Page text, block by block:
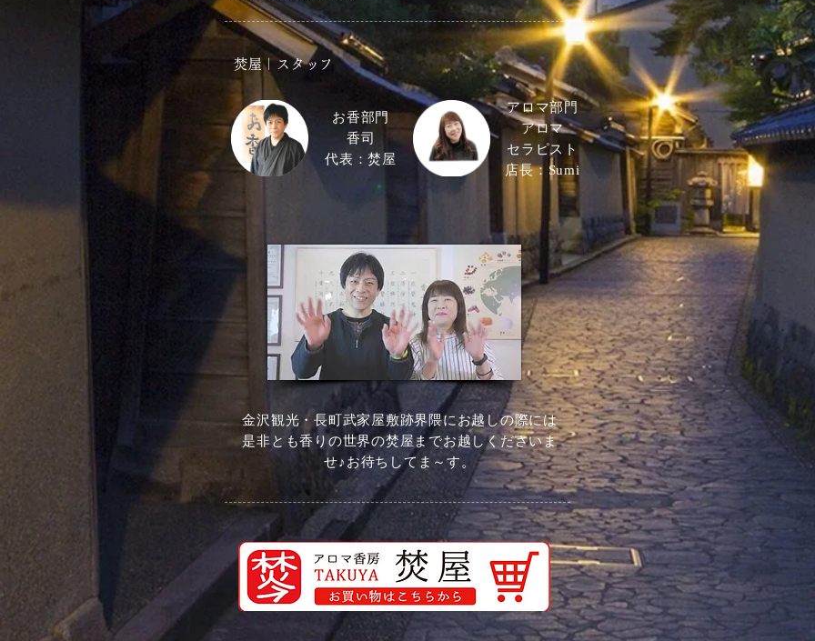
焚屋｜スタッフ
​お香部門
香司
代表：焚屋
​アロマ部門
アロマ
セラピスト
店長：Sumi
金沢観光・長町武家屋敷跡界隈にお越しの際には
是非とも香りの世界の焚屋までお越しくださいま
せ♪お待ちしてま～す。